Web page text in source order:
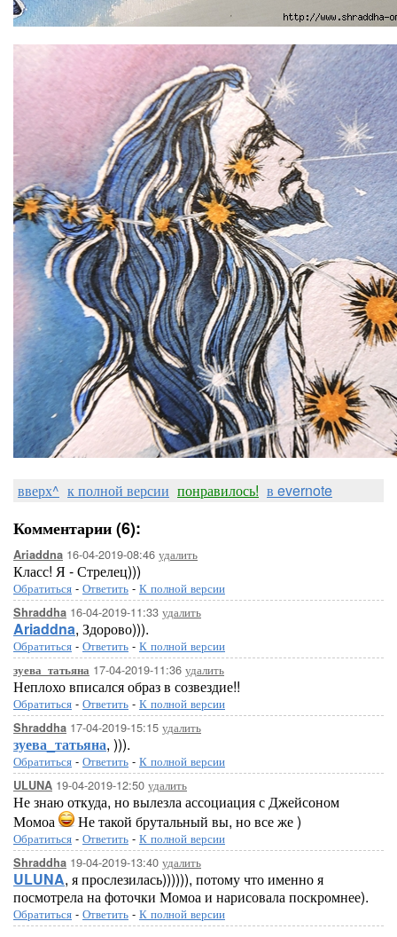
вверх^ к полной версии понравилось! в evernote
Комментарии (6):
Ariaddna 16-04-2019-08:46 удалить
Класс! Я - Стрелец)))
Обратиться - Ответить - К полной версии
Shraddha 16-04-2019-11:33 удалить
Ariaddna, Здорово))).
Обратиться - Ответить - К полной версии
зуева_татьяна 17-04-2019-11:36 удалить
Неплохо вписался образ в созвездие!!
Обратиться - Ответить - К полной версии
Shraddha 17-04-2019-15:15 удалить
зуева_татьяна, ))).
Обратиться - Ответить - К полной версии
ULUNA 19-04-2019-12:50 удалить
Не знаю откуда, но вылезла ассоциация с Джейсоном
Момоа
Не такой брутальный вы, но все же )
Обратиться - Ответить - К полной версии
Shraddha 19-04-2019-13:40 удалить
ULUNA, я прослезилась)))))), потому что именно я
посмотрела на фоточки Момоа и нарисовала поскромнее).
Обратиться - Ответить - К полной версии